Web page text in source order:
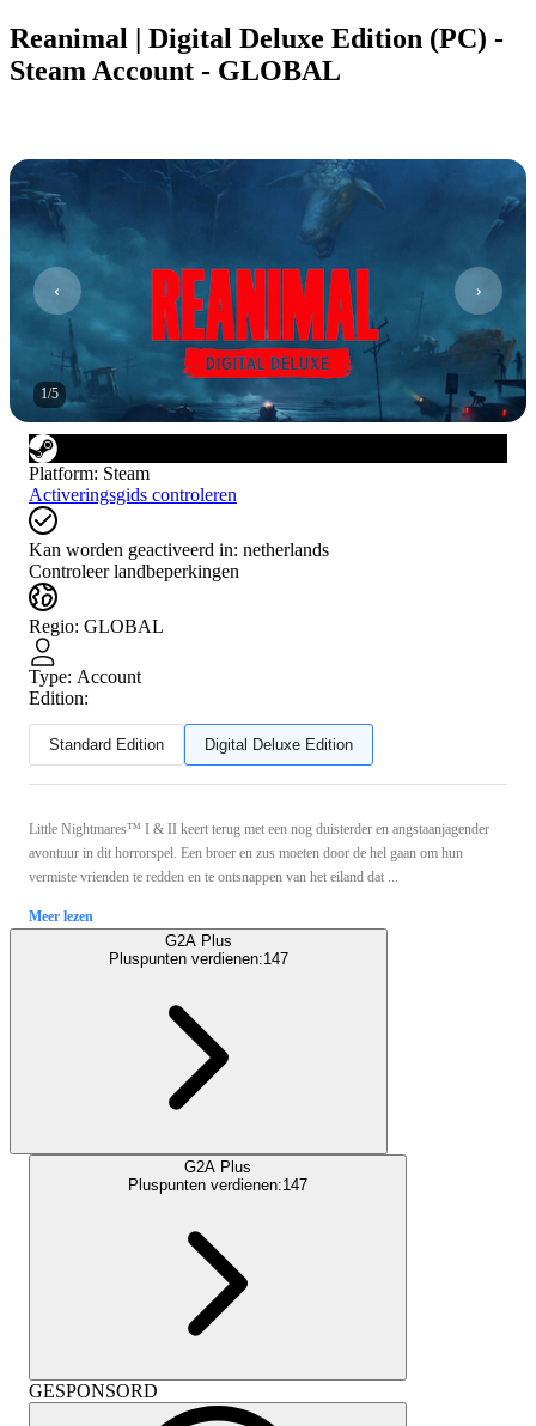
Reanimal | Digital Deluxe Edition (PC) -
Steam Account - GLOBAL
1/5
Platform: Steam
Activeringsgids controleren
Kan worden geactiveerd in: netherlands
Controleer landbeperkingen
Regio: GLOBAL
Type: Account
Edition:
Standard Edition Digital Deluxe Edition
Little Nightmares™ I & II keert terug met een nog duisterder en angstaanjagender
avontuur in dit horrorspel. Een broer en zus moeten door de hel gaan om hun
vermiste vrienden te redden en te ontsnappen van het eiland dat ...
Meer lezen
G2A Plus
Pluspunten verdienen:147
G2A Plus
Pluspunten verdienen:147
GESPONSORD